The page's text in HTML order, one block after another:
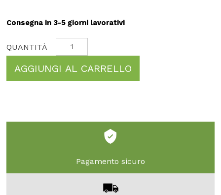
Consegna in 3-5 giorni lavorativi
AGGIUNGI AL CARRELLO
Pagamento sicuro